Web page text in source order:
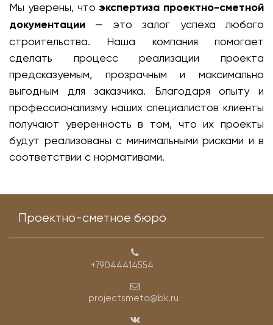
Мы уверены, что экспертиза проектно-сметной
документации — это залог успеха любого
строительства. Наша компания помогает
сделать процесс реализации проекта
предсказуемым, прозрачным и максимально
выгодным для заказчика. Благодаря опыту и
профессионализму наших специалистов клиенты
получают уверенность в том, что их проекты
будут реализованы с минимальными рисками и в
соответствии с нормативами.
Проектно-сметное бюро
+79044414554
projectsmeta@bk.ru